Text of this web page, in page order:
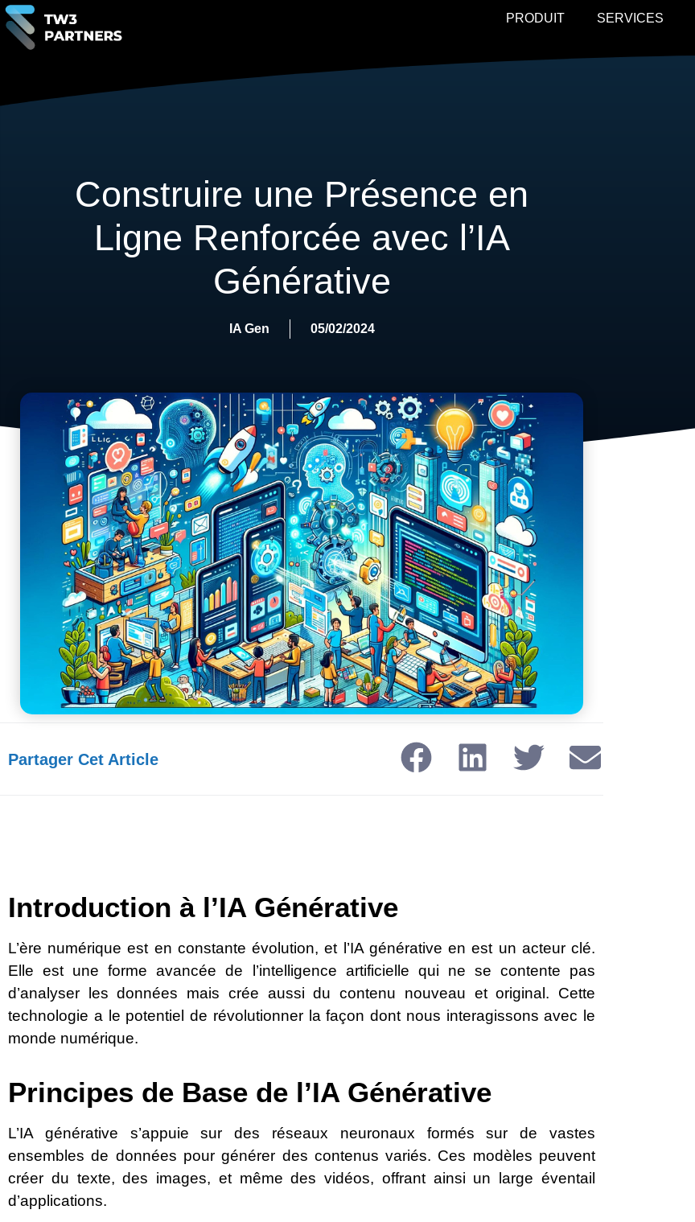
PRODUIT SERVICES
Construire une Présence en
Ligne Renforcée avec l’IA
Générative
IA Gen 05/02/2024
Partager Cet Article​
Introduction à l’IA Générative
L’ère numérique est en constante évolution, et l’IA générative en est un acteur clé.
Elle est une forme avancée de l’intelligence artificielle qui ne se contente pas
d’analyser les données mais crée aussi du contenu nouveau et original. Cette
technologie a le potentiel de révolutionner la façon dont nous interagissons avec le
monde numérique.
Principes de Base de l’IA Générative
L’IA générative s’appuie sur des réseaux neuronaux formés sur de vastes
ensembles de données pour générer des contenus variés. Ces modèles peuvent
créer du texte, des images, et même des vidéos, offrant ainsi un large éventail
d’applications.